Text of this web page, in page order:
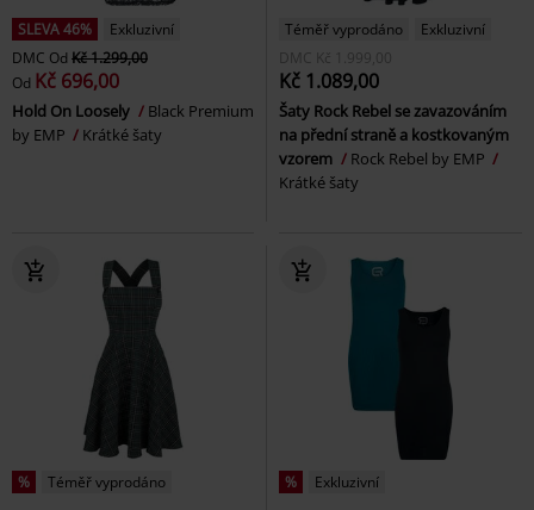
SLEVA 46%
Exkluzivní
DMC Od Kč 1.299,00
Od Kč 696,00
Hold On Loosely
Black Premium
by EMP
Krátké šaty
Téměř vyprodáno
Exkluzivní
DMC
Kč 1.999,00
Kč 1.089,00
Šaty Rock Rebel se zavazováním
na přední straně a kostkovaným
vzorem
Rock Rebel by EMP
Krátké šaty
% Téměř vyprodáno % Exkluzivní